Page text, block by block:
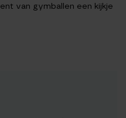
van gymballen een kijkje